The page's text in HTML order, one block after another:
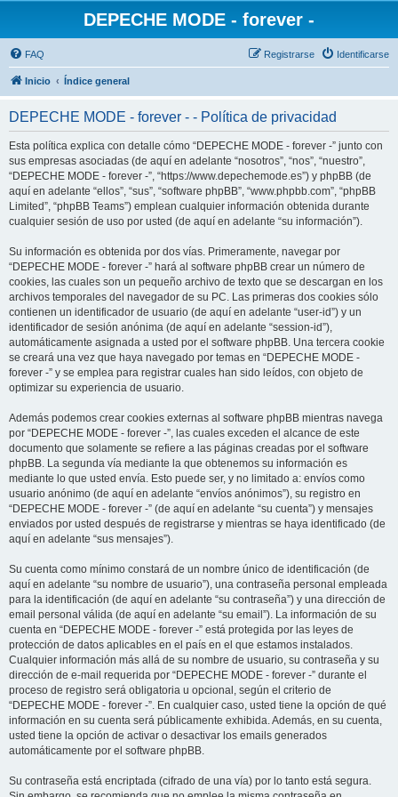
DEPECHE MODE - forever -
FAQ Identificarse
Registrarse
Inicio Índice general
DEPECHE MODE - forever - - Política de privacidad
Esta política explica con detalle cómo “DEPECHE MODE - forever -” junto con
sus empresas asociadas (de aquí en adelante “nosotros”, “nos”, “nuestro”,
“DEPECHE MODE - forever -”, “https://www.depechemode.es”) y phpBB (de
aquí en adelante “ellos”, “sus”, “software phpBB”, “www.phpbb.com”, “phpBB
Limited”, “phpBB Teams”) emplean cualquier información obtenida durante
cualquier sesión de uso por usted (de aquí en adelante “su información”).
Su información es obtenida por dos vías. Primeramente, navegar por
“DEPECHE MODE - forever -” hará al software phpBB crear un número de
cookies, las cuales son un pequeño archivo de texto que se descargan en los
archivos temporales del navegador de su PC. Las primeras dos cookies sólo
contienen un identificador de usuario (de aquí en adelante “user-id”) y un
identificador de sesión anónima (de aquí en adelante “session-id”),
automáticamente asignada a usted por el software phpBB. Una tercera cookie
se creará una vez que haya navegado por temas en “DEPECHE MODE -
forever -” y se emplea para registrar cuales han sido leídos, con objeto de
optimizar su experiencia de usuario.
Además podemos crear cookies externas al software phpBB mientras navega
por “DEPECHE MODE - forever -”, las cuales exceden el alcance de este
documento que solamente se refiere a las páginas creadas por el software
phpBB. La segunda vía mediante la que obtenemos su información es
mediante lo que usted envía. Esto puede ser, y no limitado a: envíos como
usuario anónimo (de aquí en adelante “envíos anónimos”), su registro en
“DEPECHE MODE - forever -” (de aquí en adelante “su cuenta”) y mensajes
enviados por usted después de registrarse y mientras se haya identificado (de
aquí en adelante “sus mensajes”).
Su cuenta como mínimo constará de un nombre único de identificación (de
aquí en adelante “su nombre de usuario”), una contraseña personal empleada
para la identificación (de aquí en adelante “su contraseña”) y una dirección de
email personal válida (de aquí en adelante “su email”). La información de su
cuenta en “DEPECHE MODE - forever -” está protegida por las leyes de
protección de datos aplicables en el país en el que estamos instalados.
Cualquier información más allá de su nombre de usuario, su contraseña y su
dirección de e-mail requerida por “DEPECHE MODE - forever -” durante el
proceso de registro será obligatoria u opcional, según el criterio de
“DEPECHE MODE - forever -”. En cualquier caso, usted tiene la opción de qué
información en su cuenta será públicamente exhibida. Además, en su cuenta,
usted tiene la opción de activar o desactivar los emails generados
automáticamente por el software phpBB.
Su contraseña está encriptada (cifrado de una vía) por lo tanto está segura.